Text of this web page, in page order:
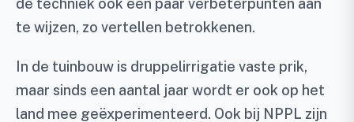
de techniek ook een paar verbeterpunten aan
te wijzen, zo vertellen betrokkenen.
In de tuinbouw is druppelirrigatie vaste prik,
maar sinds een aantal jaar wordt er ook op het
land mee geëxperimenteerd. Ook bij NPPL zijn